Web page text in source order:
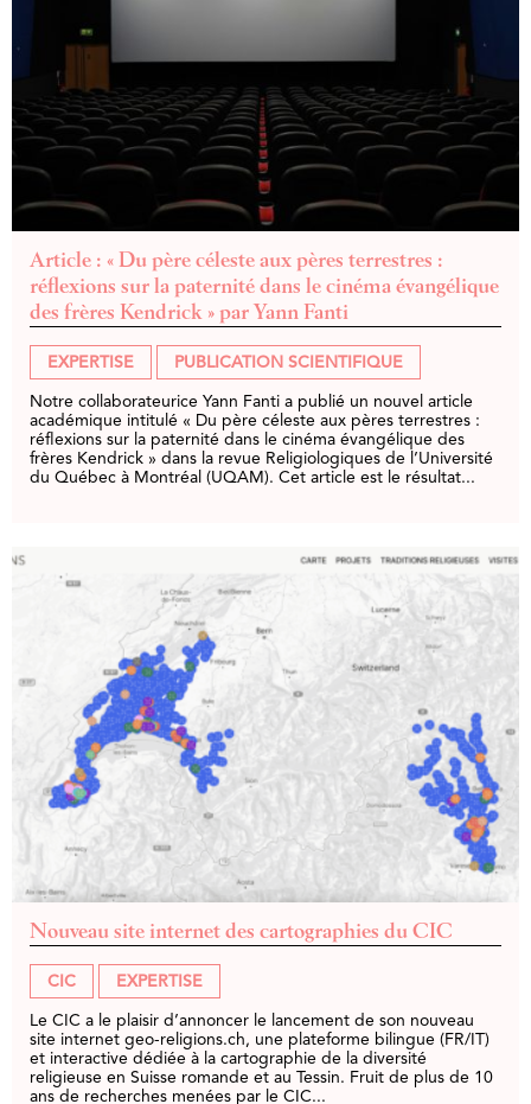
Article : « Du père céleste aux pères terrestres :
réflexions sur la paternité dans le cinéma évangélique
des frères Kendrick » par Yann Fanti
EXPERTISE PUBLICATION SCIENTIFIQUE
Notre collaborateurice Yann Fanti a publié un nouvel article
académique intitulé « Du père céleste aux pères terrestres :
réflexions sur la paternité dans le cinéma évangélique des
frères Kendrick » dans la revue Religiologiques de l’Université
du Québec à Montréal (UQAM). Cet article est le résultat...
Nouveau site internet des cartographies du CIC
CIC EXPERTISE
Le CIC a le plaisir d’annoncer le lancement de son nouveau
site internet geo-religions.ch, une plateforme bilingue (FR/IT)
et interactive dédiée à la cartographie de la diversité
religieuse en Suisse romande et au Tessin. Fruit de plus de 10
ans de recherches menées par le CIC...